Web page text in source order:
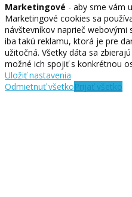
Marketingové - aby sme vám
Marketingové cookies sa
návštevníkov naprieč
iba takú reklamu, ktorá je pre
užitočná. Všetky dáta sa
možné ich spojiť s konkrétnou
Uložiť nastavenia
Odmietnuť všetkoPrijať všetko